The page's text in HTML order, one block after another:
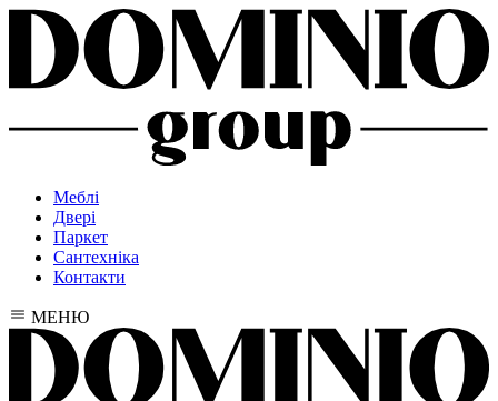
Меблі
Двері
Паркет
Сантехніка
Контакти
МЕНЮ